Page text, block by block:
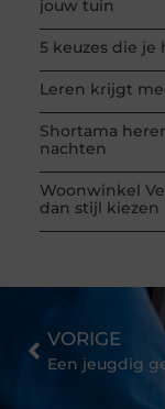
jouw tuin
5 keuzes die
Leren krijgt
Shortama
nachten
Woonwinkel
dan stijl kiezen
VORIGE
Een jeugdig